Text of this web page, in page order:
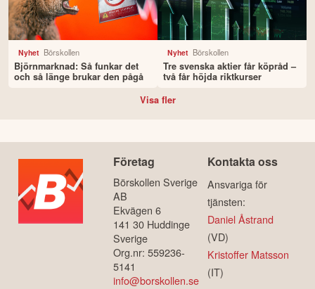
Nyhet Börskollen
Björnmarknad: Så funkar det
och så länge brukar den pågå
Nyhet Börskollen
Tre svenska aktier får köpråd –
två får höjda riktkurser
Visa fler
Företag
Börskollen Sverige
AB
Ekvägen 6
141 30 Huddinge
Sverige
Org.nr: 559236-
5141
info@borskollen.se
Kontakta oss
Ansvariga för
tjänsten:
Daniel Åstrand
(VD)
Kristoffer Matsson
(IT)